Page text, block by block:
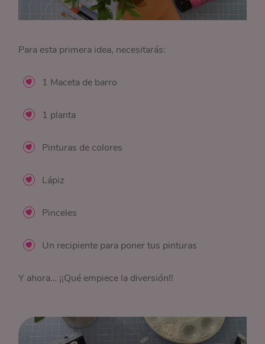
Para esta primera idea, necesitarás:
1 Maceta de barro
1 planta
Pinturas de colores
Lápiz
Pinceles
Un recipiente para poner tus pinturas
Y ahora… ¡¡Qué empiece la diversión!!